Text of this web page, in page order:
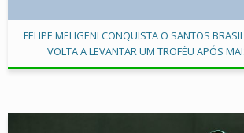
FELIPE MELIGENI CONQUISTA O SANTOS
VOLTA A LEVANTAR UM TROFÉU APÓS